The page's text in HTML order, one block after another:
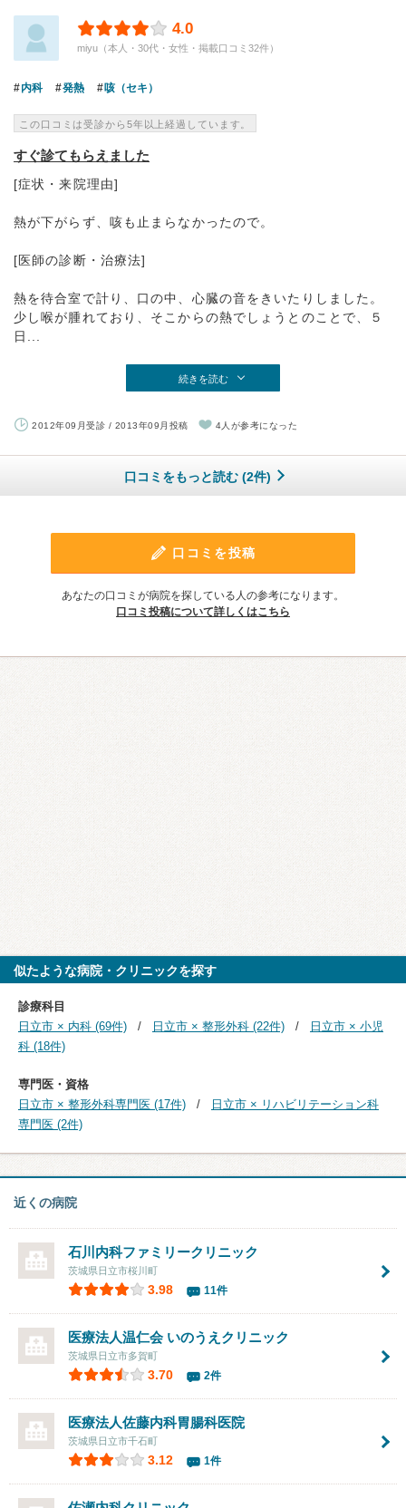
4.0
miyu（本人・30代・女性・掲載口コミ32件）
内科 発熱 咳（セキ）
この口コミは受診から5年以上経過しています。
すぐ診てもらえました
[症状・来院理由]
熱が下がらず、咳も止まらなかったので。
[医師の診断・治療法]
熱を待合室で計り、口の中、心臓の音をきいたりしました。
少し喉が腫れており、そこからの熱でしょうとのことで、５
日...
続きを読む
2012年09月受診 / 2013年09月投稿 4人が参考になった
口コミをもっと読む (2件)
口コミを投稿
あなたの口コミが病院を探している人の参考になります。
口コミ投稿について詳しくはこちら
似たような病院・クリニックを探す
診療科目
日立市 × 内科 (69件)
日立市 × 整形外科 (22件)
日立市 × 小児
科 (18件)
専門医・資格
日立市 × 整形外科専門医 (17件)
日立市 × リハビリテーション科
専門医 (2件)
近くの病院
石川内科ファミリークリニック
茨城県日立市桜川町
3.98 11件
医療法人温仁会 いのうえクリニック
茨城県日立市多賀町
3.70 2件
医療法人佐藤内科胃腸科医院
茨城県日立市千石町
3.12 1件